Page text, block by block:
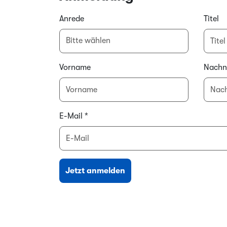
Anrede
Bitte wählen
Titel
Vorname
E-Mail *
Jetzt anmelden